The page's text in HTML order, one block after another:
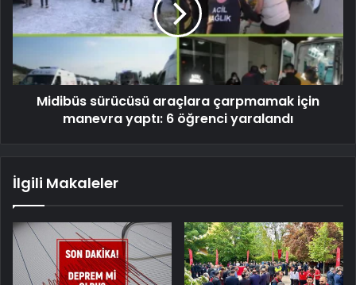
Midibüs sürücüsü araçlara çarpmamak için
manevra yaptı: 6 öğrenci yaralandı
İlgili Makaleler